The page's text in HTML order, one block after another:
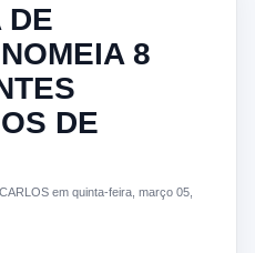
DE
8
DE
em quinta-feira, março 05,